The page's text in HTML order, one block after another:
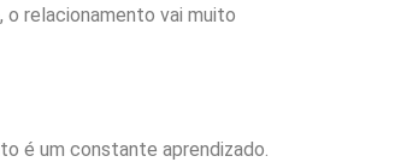
relacionamento vai muito
é um constante aprendizado.